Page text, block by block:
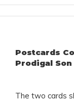
Postcards
Prodigal Son
The two cards